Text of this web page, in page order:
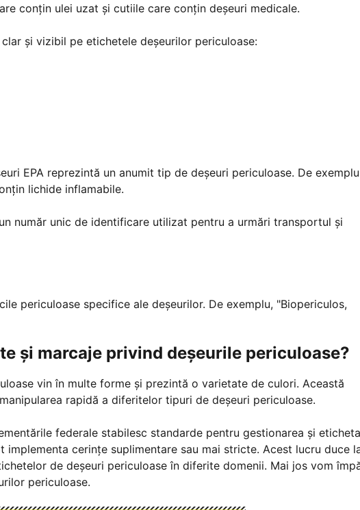
conțin ulei uzat și cutiile care conțin deșeuri medicale.
și vizibil pe etichetele deșeurilor periculoase:
EPA reprezintă un anumit tip de deșeuri periculoase. De
lichide inflamabile.
număr unic de identificare utilizat pentru a urmări transportul și
periculoase specifice ale deșeurilor. De exemplu, "Biopericulos,
și marcaje privind deșeurile periculoase?
vin în multe forme și prezintă o varietate de culori. Această
rapidă a diferitelor tipuri de deșeuri periculoase.
federale stabilesc standarde pentru gestionarea și
cerințe suplimentare sau mai stricte. Acest lucru duce
de deșeuri periculoase în diferite domenii. Mai jos vom
periculoase.